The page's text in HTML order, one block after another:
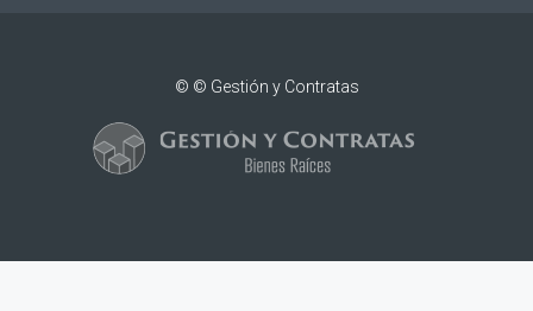
© © Gestión y Contratas